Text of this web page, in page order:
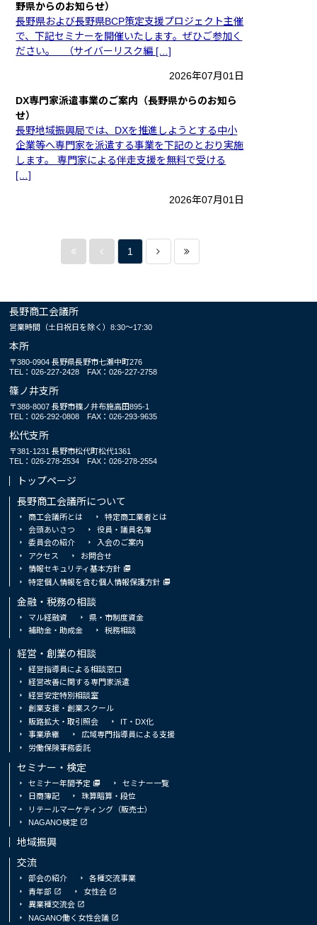
野県からのお知らせ）
長野県および長野県BCP策定支援プロジェクト主催
で、下記セミナーを開催いたします。ぜひご参加く
ださい。 （サイバーリスク編 […]
2026年07月01日
DX専門家派遣事業のご案内（長野県からのお知ら
せ）
長野地域振興局では、DXを推進しようとする中小
企業等へ専門家を派遣する事業を下記のとおり実施
します。 専門家による伴走支援を無料で受ける
[…]
2026年07月01日
1
長野商工会議所
営業時間（土日祝日を除く）8:30～17:30
本所
〒380-0904 長野県長野市七瀬中町276
TEL：026-227-2428 FAX：026-227-2758
篠ノ井支所
〒388-8007 長野市篠ノ井布施高田895-1
TEL：026-292-0808 FAX：026-293-9635
松代支所
〒381-1231 長野市松代町松代1361
TEL：026-278-2534 FAX：026-278-2554
トップページ
長野商工会議所について
商工会議所とは
特定商工業者とは
会頭あいさつ
役員・議員名簿
委員会の紹介
入会のご案内
アクセス
お問合せ
情報セキュリティ基本方針
特定個人情報を含む個人情報保護方針
金融・税務の相談
マル経融資
県・市制度資金
補助金・助成金
税務相談
経営・創業の相談
経営指導員による相談窓口
経営改善に関する専門家派遣
経営安定特別相談室
創業支援・創業スクール
販路拡大・取引照会
IT・DX化
事業承継
広域専門指導員による支援
労働保険事務委託
セミナー・検定
セミナー年間予定
セミナー一覧
日商簿記
珠算暗算・段位
リテールマーケティング（販売士）
NAGANO検定
地域振興
交流
部会の紹介
各種交流事業
青年部
女性会
異業種交流会
NAGANO働く女性会議